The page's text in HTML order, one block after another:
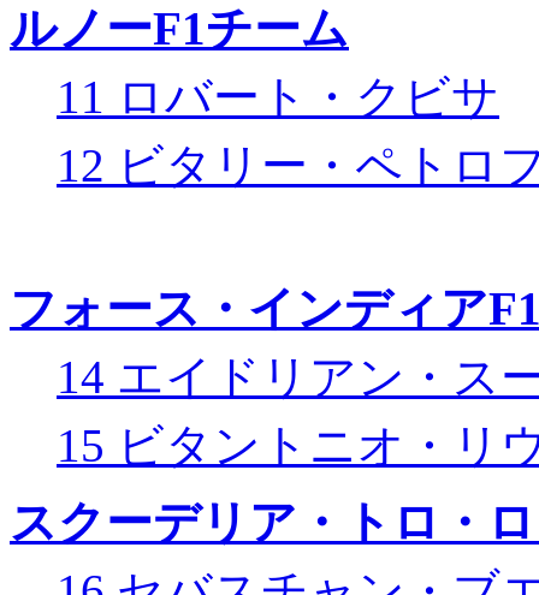
ルノーF1チーム
11 ロバート・クビサ
12 ビタリー・ペトロ
フォース・インディア
14 エイドリアン・ス
15 ビタントニオ・リ
スクーデリア・トロ・